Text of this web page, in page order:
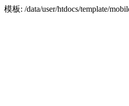
模板: /data/user/htdocs/template/